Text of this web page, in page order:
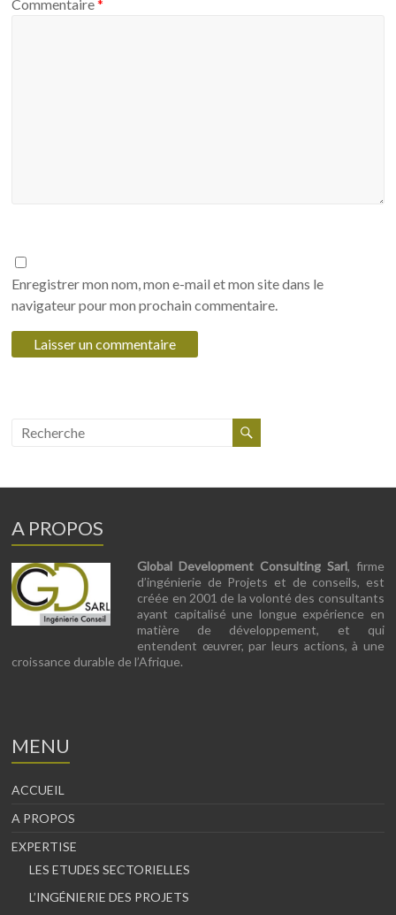
Commentaire*
Enregistrer mon nom, mon e-mail et mon site dans le
navigateur pour mon prochain commentaire.
A PROPOS
Global Development Consulting Sarl, firme
d’ingénierie de Projets et de conseils, est
créée en 2001 de la volonté des consultants
ayant capitalisé une longue expérience en
matière de développement, et qui
entendent œuvrer, par leurs actions, à une
croissance durable de l’Afrique.
MENU
ACCUEIL
A PROPOS
EXPERTISE
LES ETUDES SECTORIELLES
L’INGÉNIERIE DES PROJETS